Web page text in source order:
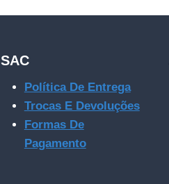
SAC
Política De Entrega
Trocas E Devoluções
Formas De
Pagamento